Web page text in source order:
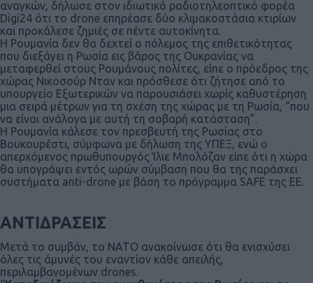
αναγκών, δήλωσε στον ιδιωτικό ραδιοτηλεοπτικό φορέα
Digi24 ότι το drone επηρέασε δύο κλιμακοστάσια κτιρίων
και προκάλεσε ζημιές σε πέντε αυτοκίνητα.
Η Ρουμανία δεν θα δεχτεί ο πόλεμος της επιθετικότητας
που διεξάγει η Ρωσία εις βάρος της Ουκρανίας να
μεταφερθεί στους Ρουμάνους πολίτες, είπε ο πρόεδρος της
χώρας Νικοσούρ Νταν και πρόσθεσε ότι ζήτησε από το
υπουργείο Εξωτερικών να παρουσιάσει χωρίς καθυστέρηση
μια σειρά μέτρων για τη σχέση της χώρας με τη Ρωσία, “που
να είναι ανάλογα με αυτή τη σοβαρή κατάσταση”.
Η Ρουμανία κάλεσε τον πρεσβευτή της Ρωσίας στο
Βουκουρέστι, σύμφωνα με δήλωση της ΥΠΕΞ, ενώ ο
απερχόμενος πρωθυπουργός Ίλιε Μπολόζαν είπε ότι η χώρα
θα υπογράψει εντός ωρών σύμβαση που θα της παράσχει
συστήματα anti-drone με βάση το πρόγραμμα SAFE της ΕΕ.
ΑΝΤΙΔΡΑΣΕΙΣ
Μετά το συμβάν, το ΝΑΤΟ ανακοίνωσε ότι θα ενισχύσει
όλες τις άμυνές του εναντίον κάθε απειλής,
περιλαμβανομένων⁠ drones.